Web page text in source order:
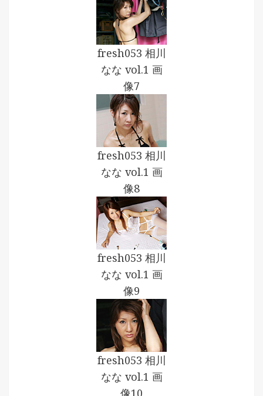
fresh053 相川
なな vol.1 画
像7
fresh053 相川
なな vol.1 画
像8
fresh053 相川
なな vol.1 画
像9
fresh053 相川
なな vol.1 画
像10